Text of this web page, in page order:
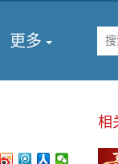
更多
相